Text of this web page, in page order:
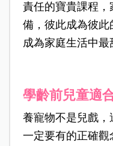
責任的寶貴課程
備，彼此成為彼
成為家庭生活中最
學齡前兒童適
養寵物不是兒戲
一定要有的正確